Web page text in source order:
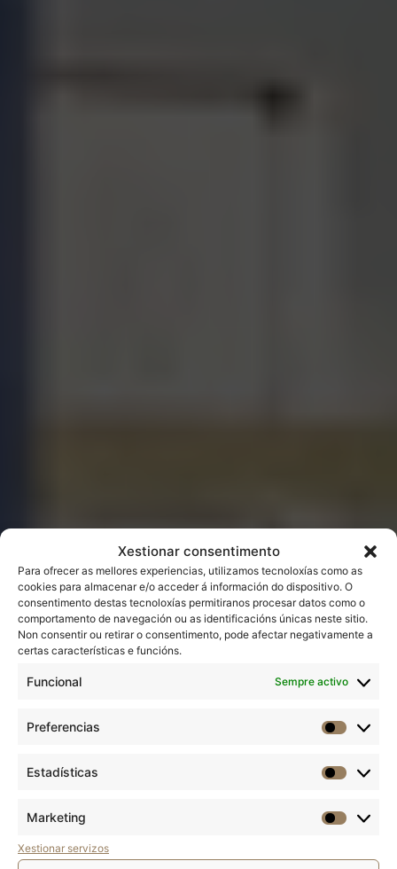
Xestionar consentimento
Para ofrecer as mellores experiencias, utilizamos tecnoloxías como as
cookies para almacenar e/o acceder á información do dispositivo. O
consentimento destas tecnoloxías permitiranos procesar datos como o
comportamento de navegación ou as identificacións únicas neste sitio.
Non consentir ou retirar o consentimento, pode afectar negativamente a
certas características e funcións.
Funcional Sempre activo
Preferencias
Estadísticas
Marketing
Xestionar servizos